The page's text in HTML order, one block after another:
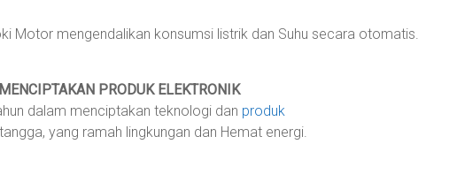
Motor mengendalikan konsumsi listrik dan Suhu secara otomatis.
PRODUK ELEKTRONIK
dalam menciptakan teknologi dan produk
yang ramah lingkungan dan Hemat energi.